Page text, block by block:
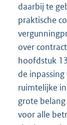
daarbij te
praktische
over
hoofdstuk
de
ruimtelijke
grote
voor alle